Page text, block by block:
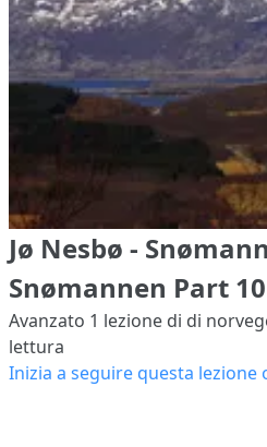
Jø Nesbø -
Snømannen Part
Avanzato 1 lezione di di
lettura
Inizia a seguire questa lezione